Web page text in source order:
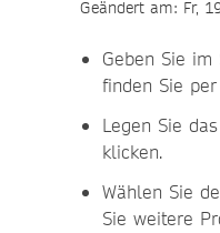
Geändert am: Fr,
Geben Sie
finden Sie
Legen Sie
klicken.
Wählen Sie
Sie weitere